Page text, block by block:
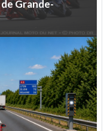
deGrande-